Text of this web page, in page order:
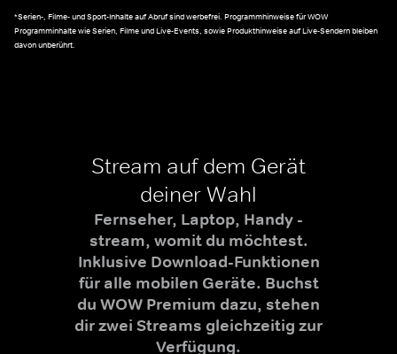
*Serien-, Filme- und Sport-Inhalte auf Abruf sind werbefrei. Programmhinweise für WOW
Programminhalte wie Serien, Filme und Live-Events, sowie Produkthinweise auf Live-Sendern bleiben
davon unberührt.
Stream auf dem Gerät
deiner Wahl
Fernseher, Laptop, Handy -
stream, womit du möchtest.
Inklusive Download-Funktionen
für alle mobilen Geräte. Buchst
du WOW Premium dazu, stehen
dir zwei Streams gleichzeitig zur
Verfügung.